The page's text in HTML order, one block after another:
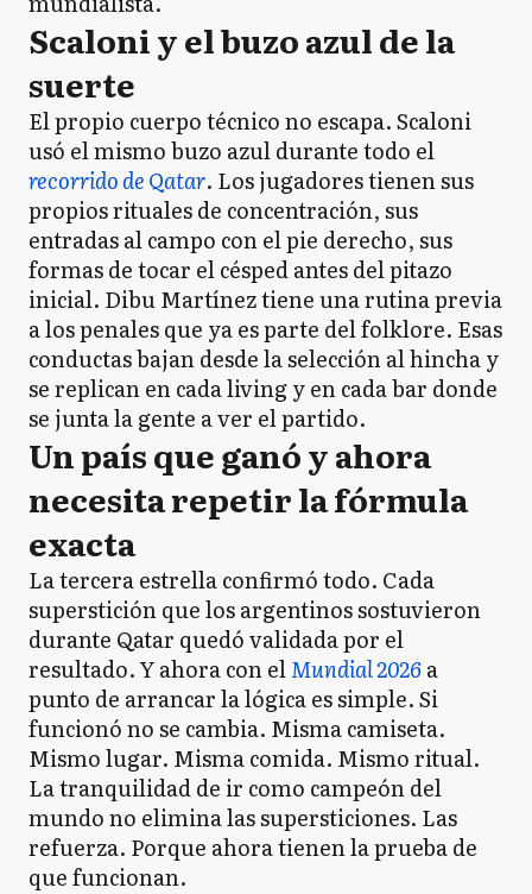
Scaloni y el buzo azul de la
suerte
El propio cuerpo técnico no escapa. Scaloni
usó el mismo buzo azul durante todo el
recorrido de Qatar. Los jugadores tienen sus
propios rituales de concentración, sus
entradas al campo con el pie derecho, sus
formas de tocar el césped antes del pitazo
inicial. Dibu Martínez tiene una rutina previa
a los penales que ya es parte del folklore. Esas
conductas bajan desde la selección al hincha y
se replican en cada living y en cada bar donde
se junta la gente a ver el partido.
Un país que ganó y ahora
necesita repetir la fórmula
exacta
La tercera estrella confirmó todo. Cada
superstición que los argentinos sostuvieron
durante Qatar quedó validada por el
resultado. Y ahora con elMundial 2026a
punto de arrancar la lógica es simple. Si
funcionó no se cambia. Misma camiseta.
Mismo lugar. Misma comida. Mismo ritual.
La tranquilidad de ir como campeón del
mundo no elimina las supersticiones. Las
refuerza. Porque ahora tienen la prueba de
que funcionan.